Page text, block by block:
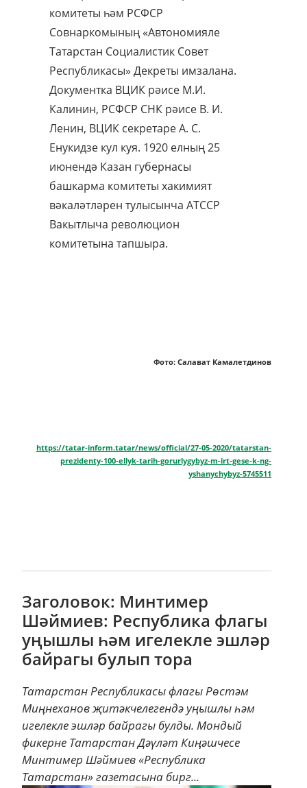
комитеты һәм РСФСР
Совнаркомының «Автономияле
Татарстан Социалистик Совет
Республикасы» Декреты имзалана.
Документка ВЦИК рәисе М.И.
Калинин, РСФСР СНК рәисе В. И.
Ленин, ВЦИК секретаре А. С.
Енукидзе кул куя. 1920 елның 25
июнендә Казан губернасы
башкарма комитеты хакимият
вәкаләтләрен тулысынча АТССР
Вакытлыча революцион
комитетына тапшыра.
Фото: Салават Камалетдинов
https://tatar-inform.tatar/news/official/27-05-2020/tatarstan-
prezidenty-100-ellyk-tarih-gorurlygybyz-m-irt-gese-k-ng-
yshanychybyz-5745511
Заголовок: Минтимер
Шәймиев: Республика флагы
уңышлы һәм игелекле эшләр
байрагы булып тора
Татарстан Республикасы флагы Рөстәм
Миңнеханов җитәкчелегендә уңышлы һәм
игелекле эшләр байрагы булды. Мондый
фикерне Татарстан Дәүләт Киңәшчесе
Минтимер Шәймиев «Республика
Татарстан» газетасына бирг...